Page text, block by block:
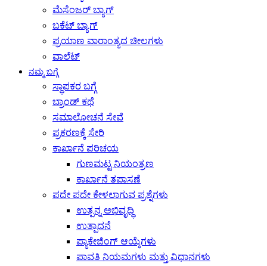
ಮೆಸೆಂಜರ್ ಬ್ಯಾಗ್
ಬಕೆಟ್ ಬ್ಯಾಗ್
ಪ್ರಯಾಣ ವಾರಾಂತ್ಯದ ಚೀಲಗಳು
ವಾಲೆಟ್
ನಮ್ಮ ಬಗ್ಗೆ
ಸ್ಥಾಪಕರ ಬಗ್ಗೆ
ಬ್ರಾಂಡ್ ಕಥೆ
ಸಮಾಲೋಚನೆ ಸೇವೆ
ಪ್ರಕರಣಕ್ಕೆ ಸೇರಿ
ಕಾರ್ಖಾನೆ ಪರಿಚಯ
ಗುಣಮಟ್ಟ ನಿಯಂತ್ರಣ
ಕಾರ್ಖಾನೆ ತಪಾಸಣೆ
ಪದೇ ಪದೇ ಕೇಳಲಾಗುವ ಪ್ರಶ್ನೆಗಳು
ಉತ್ಪನ್ನ ಅಭಿವೃದ್ಧಿ
ಉತ್ಪಾದನೆ
ಪ್ಯಾಕೇಜಿಂಗ್ ಆಯ್ಕೆಗಳು
ಪಾವತಿ ನಿಯಮಗಳು ಮತ್ತು ವಿಧಾನಗಳು